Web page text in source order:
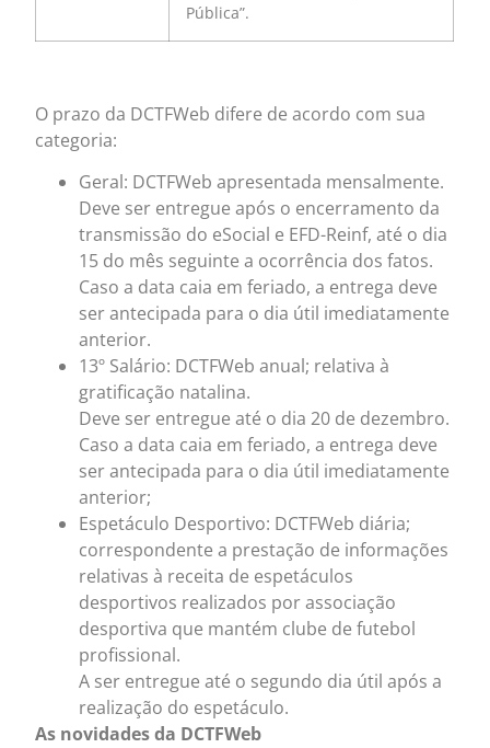
Pública”.
O prazo da DCTFWeb difere de acordo com sua
categoria:
Geral: DCTFWeb apresentada mensalmente.
Deve ser entregue após o encerramento da
transmissão do eSocial e EFD-Reinf, até o dia
15 do mês seguinte a ocorrência dos fatos.
Caso a data caia em feriado, a entrega deve
ser antecipada para o dia útil imediatamente
anterior.
13º Salário: DCTFWeb anual; relativa à
gratificação natalina.
Deve ser entregue até o dia 20 de dezembro.
Caso a data caia em feriado, a entrega deve
ser antecipada para o dia útil imediatamente
anterior;
Espetáculo Desportivo: DCTFWeb diária;
correspondente a prestação de informações
relativas à receita de espetáculos
desportivos realizados por associação
desportiva que mantém clube de futebol
profissional.
A ser entregue até o segundo dia útil após a
realização do espetáculo.
As novidades da DCTFWeb